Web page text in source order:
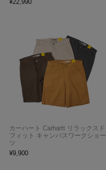
¥22,990
カーハート Carhartt リラックスド
フィット キャンバスワークショー
ツ
¥9,900